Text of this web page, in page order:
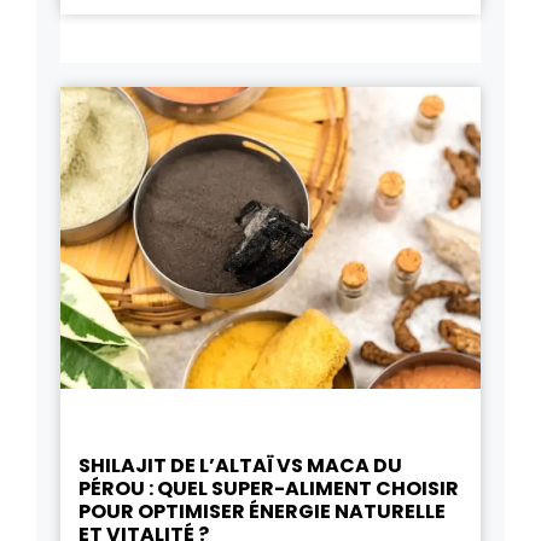
SHILAJIT DE L’ALTAÏ VS MACA DU
PÉROU : QUEL SUPER-ALIMENT CHOISIR
POUR OPTIMISER ÉNERGIE NATURELLE
ET VITALITÉ ?